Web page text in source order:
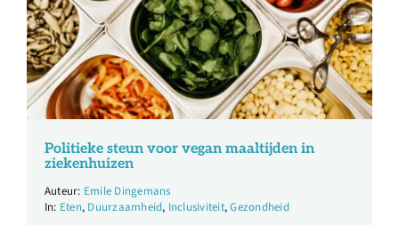
Politieke steun voor vegan maaltijden in
ziekenhuizen
Emile Dingemans
Eten, Duurzaamheid, Inclusiviteit,Gezondheid